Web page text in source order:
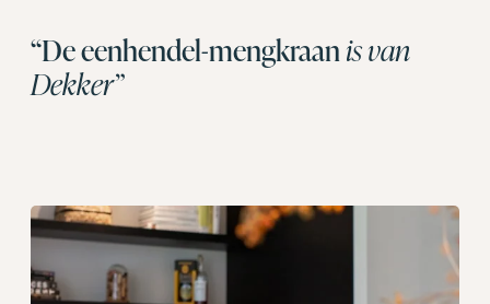
“De eenhendel-mengkraanis van
Dekker”